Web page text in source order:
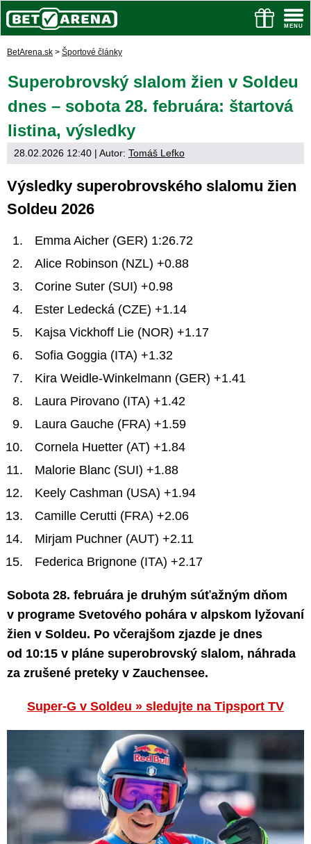
BetArena.sk > Športové články
Superobrovský slalom žien v Soldeu
dnes – sobota 28. februára: štartová
listina, výsledky
28.02.2026 12:40 | Autor: Tomáš Lefko
Výsledky superobrovského slalomu žien
Soldeu 2026
Emma Aicher (GER) 1:26.72
Alice Robinson (NZL) +0.88
Corine Suter (SUI) +0.98
Ester Ledecká (CZE) +1.14
Kajsa Vickhoff Lie (NOR) +1.17
Sofia Goggia (ITA) +1.32
Kira Weidle-Winkelmann (GER) +1.41
Laura Pirovano (ITA) +1.42
Laura Gauche (FRA) +1.59
Cornela Huetter (AT) +1.84
Malorie Blanc (SUI) +1.88
Keely Cashman (USA) +1.94
Camille Cerutti (FRA) +2.06
Mirjam Puchner (AUT) +2.11
Federica Brignone (ITA) +2.17
Sobota 28. februára je druhým súťažným dňom
v programe Svetového pohára v alpskom lyžovaní
žien v Soldeu. Po včerajšom zjazde je dnes
od 10:15 v pláne superobrovský slalom, náhrada
za zrušené preteky v Zauchensee.
Super-G v Soldeu » sledujte na Tipsport TV